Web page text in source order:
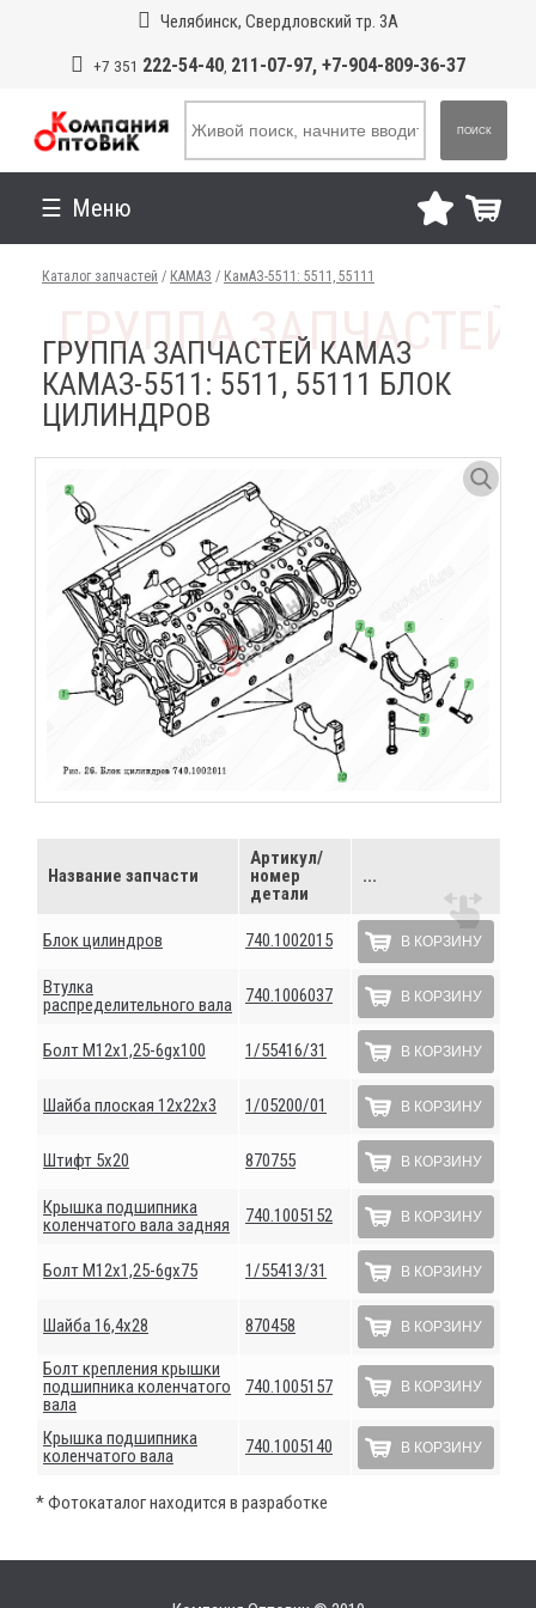
Челябинск, Свердловский тр. 3А
+7 351 222-54-40, 211-07-97, +7-904-809-36-37
ПОИСК
Меню
Каталог запчастей / КАМАЗ / КамАЗ-5511: 5511, 55111
ГРУППА ЗАПЧАСТЕЙ КАМАЗ
КАМАЗ-5511: 5511, 55111 БЛОК
ЦИЛИНДРОВ
Название запчасти
Артикул/
номер
детали
...
Блок цилиндров 740.1002015 В КОРЗИНУ
Втулка
распределительного вала
740.1006037 В КОРЗИНУ
Болт М12х1,25-6gх100 1/55416/31 В КОРЗИНУ
Шайба плоская 12х22х3 1/05200/01 В КОРЗИНУ
Штифт 5х20 870755 В КОРЗИНУ
Крышка подшипника
коленчатого вала задняя
740.1005152 В КОРЗИНУ
Болт М12х1,25-6gх75 1/55413/31 В КОРЗИНУ
Шайба 16,4х28 870458 В КОРЗИНУ
Болт крепления крышки
подшипника коленчатого
вала
740.1005157 В КОРЗИНУ
Крышка подшипника
коленчатого вала
740.1005140 В КОРЗИНУ
* Фотокаталог находится в разработке